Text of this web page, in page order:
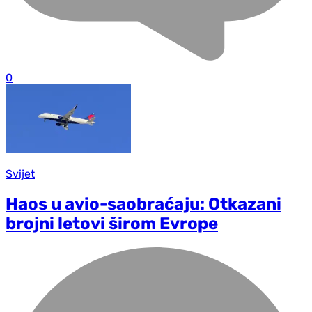
0
Svijet
Haos u avio-saobraćaju: Otkazani
brojni letovi širom Evrope